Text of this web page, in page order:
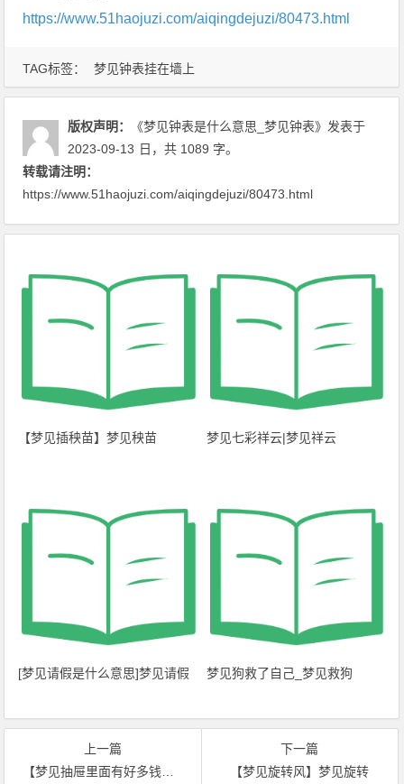
TAG标签： 梦见钟表挂在墙上
https://www.51haojuzi.com/aiqingdejuzi/80473.html
版权声明： 《梦见钟表是什么意思_梦见钟表》 发表于
2023-09-13 日 ，共 1089 字。
转载请注明：
https://www.51haojuzi.com/aiqingdejuzi/80473.html
【梦见插秧苗】梦见秧苗 梦见七彩祥云|梦见祥云
[梦见请假是什么意思]梦见请假 梦见狗救了自己_梦见救狗
上一篇
【梦见抽屉里面有好多钱】梦见抽屉
下一篇
【梦见旋转风】梦见旋转